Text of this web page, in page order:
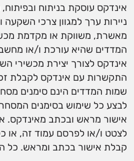
אינדקס עוסקת בניתוח
ניירות ערך למגוון צרכי השקעה
מאשרת, משווקת או מקדמת
המדדים שהיא עורכת ו/או
אינדקס לצורך יצירת מכשירי
התקשרות עם אינדקס לקבלת
שמות המדדים הינם סימנים
לבצע כל שימוש בסימנים
אישור מראש ובכתב מאינדקס.
לצטט ו/או לפרסם עמוד זה, או
קבלת אישור בכתב ומראש. כל